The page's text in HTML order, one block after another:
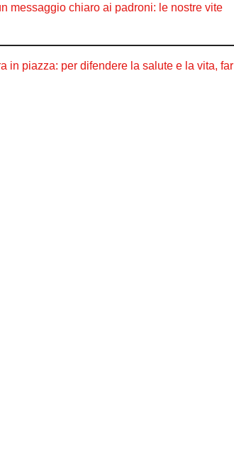
messaggio chiaro ai padroni: le nostre vite
in piazza: per difendere la salute e la vita, far